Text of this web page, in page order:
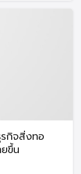
กิจสิ่งทอ
ขึ้น